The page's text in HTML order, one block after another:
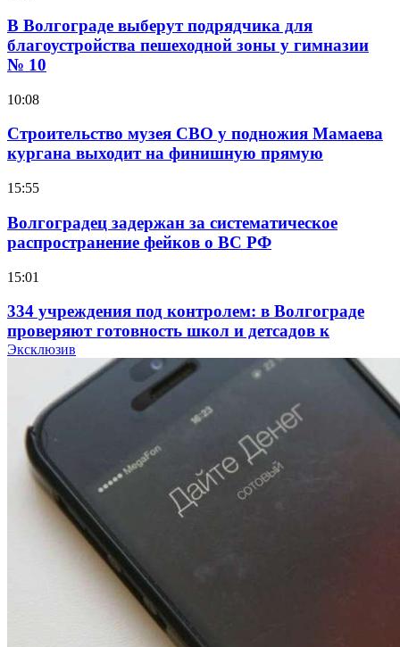
В Волгограде выберут подрядчика для
благоустройства пешеходной зоны у гимназии
№ 10
10:08
Строительство музея СВО у подножия Мамаева
кургана выходит на финишную прямую
15:55
Волгоградец задержан за систематическое
распространение фейков о ВС РФ
15:01
334 учреждения под контролем: в Волгограде
проверяют готовность школ и детсадов к
учебному году
Покушение на убийство в Волгограде: девушка
напала на незнакомую женщину с ножом
12:39
Сладкий праздник в Волгограде: в Центральном
парке прошёл фестиваль „Арбузный переполох“
Волгоградские компании нарастили экспорт:
заключены контракты на 3,6 млн долларов
Эксклюзив